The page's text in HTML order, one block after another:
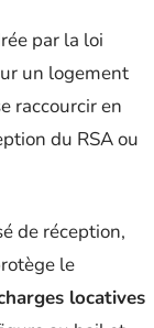
par la loi
un logement
raccourcir en
du RSA ou
de réception,
le
locatives